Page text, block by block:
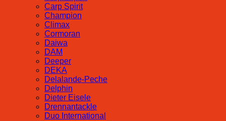
Carp Spirit
Champion
Climax
Cormoran
Daiwa
DAM
Deeper
DEKA
Delalande-Peche
Delphin
Dieter Eisele
Drennantackle
Duo International